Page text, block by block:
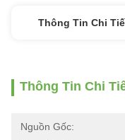
Thông Tin Chi
Thông Tin Chi
Nguồn Gốc: